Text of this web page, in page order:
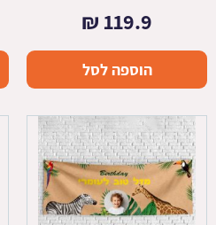
119.9
₪
הוספה לסל